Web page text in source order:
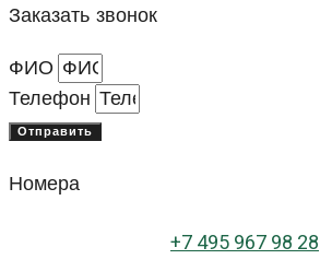
Заказать звонок
ФИО
Телефон
Отправить
Номера
+7 495 967 98 28